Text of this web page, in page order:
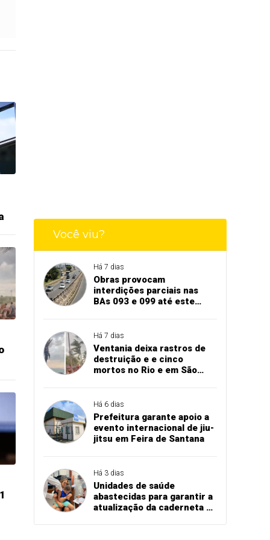
Você viu?
Há 7 dias
Obras provocam
interdições parciais nas
BAs 093 e 099 até este
Há 7 dias
Ventania deixa rastros de
destruição e e cinco
mortos no Rio e em São
Há 6 dias
Prefeitura garante apoio a
evento internacional de jiu-
jitsu em Feira de Santana
Há 3 dias
Unidades de saúde
abastecidas para garantir a
atualização da caderneta de